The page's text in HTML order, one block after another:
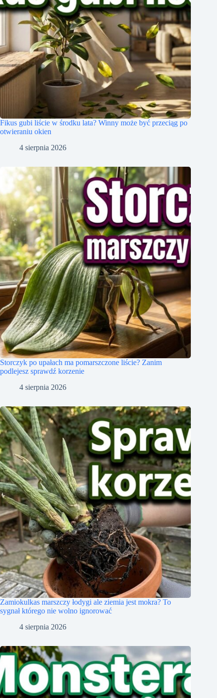
Fikus gubi liście w środku lata? Winny może być przeciąg po
otwieraniu okien
4 sierpnia 2026
Storczyk po upałach ma pomarszczone liście? Zanim
podlejesz sprawdź korzenie
4 sierpnia 2026
Zamiokulkas marszczy łodygi ale ziemia jest mokra? To
sygnał którego nie wolno ignorować
4 sierpnia 2026